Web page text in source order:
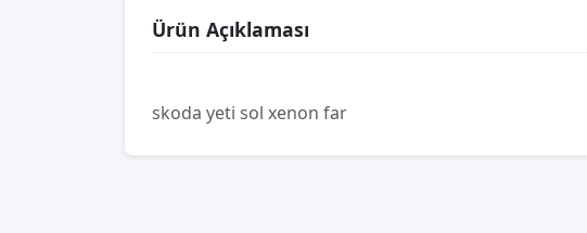
Ürün Açıklaması
skoda yeti sol xenon far